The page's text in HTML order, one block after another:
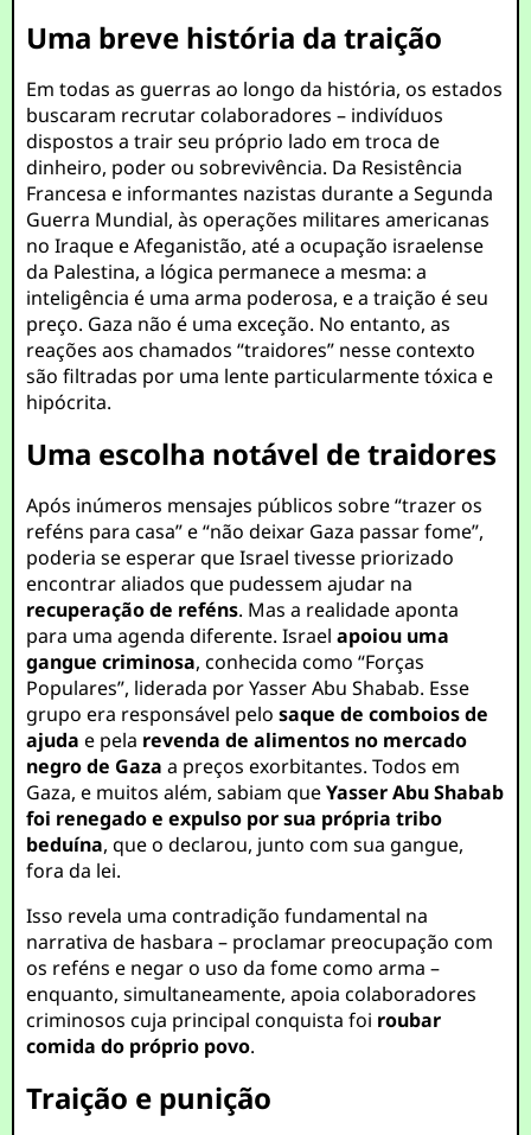
Uma breve história da traição
Em todas as guerras ao longo da história, os estados
buscaram recrutar colaboradores – indivíduos
dispostos a trair seu próprio lado em troca de
dinheiro, poder ou sobrevivência. Da Resistência
Francesa e informantes nazistas durante a Segunda
Guerra Mundial, às operações militares americanas
no Iraque e Afeganistão, até a ocupação israelense
da Palestina, a lógica permanece a mesma: a
inteligência é uma arma poderosa, e a traição é seu
preço. Gaza não é uma exceção. No entanto, as
reações aos chamados “traidores” nesse contexto
são filtradas por uma lente particularmente tóxica e
hipócrita.
Uma escolha notável de traidores
Após inúmeros mensajes públicos sobre “trazer os
reféns para casa” e “não deixar Gaza passar fome”,
poderia se esperar que Israel tivesse priorizado
encontrar aliados que pudessem ajudar na
recuperação de reféns. Mas a realidade aponta
para uma agenda diferente. Israelapoiou uma
gangue criminosa, conhecida como “Forças
Populares”, liderada por Yasser Abu Shabab. Esse
grupo era responsável pelosaque de comboios de
ajuda e pela revenda de alimentos no mercado
negro de Gaza a preços exorbitantes. Todos em
Gaza, e muitos além, sabiam queYasser Abu Shabab
foi renegado e expulso por sua própria tribo
beduína, que o declarou, junto com sua gangue,
fora da lei.
Isso revela uma contradição fundamental na
narrativa de hasbara – proclamar preocupação com
os reféns e negar o uso da fome como arma –
enquanto, simultaneamente, apoia colaboradores
criminosos cuja principal conquista foi roubar
comida do próprio povo.
Traição e punição